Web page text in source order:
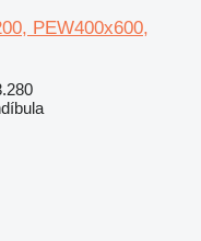
PEW400x600,